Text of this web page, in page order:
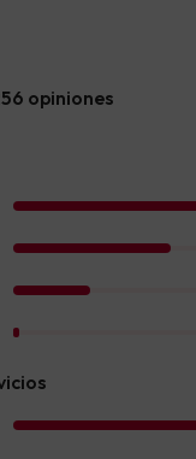
opiniones